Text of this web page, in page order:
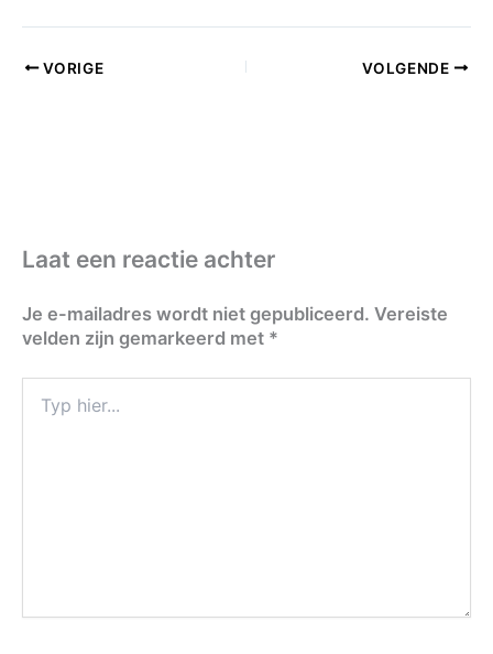
VORIGE VOLGENDE
Laat een reactie achter
Je e-mailadres wordt niet gepubliceerd. Vereiste
velden zijn gemarkeerd met *
hier...